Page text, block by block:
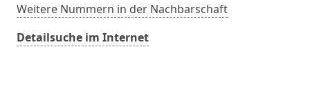
Weitere Nummern in der Nachbarschaft
Detailsuche im Internet